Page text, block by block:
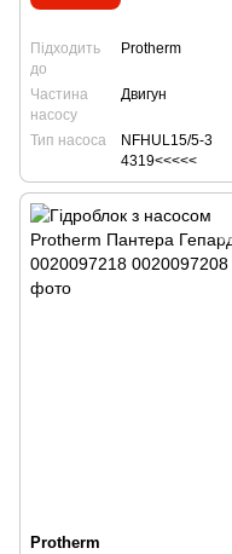
Підходить
до
Protherm
Частина
насосу
Двигун
Тип насоса
NFHUL15/5-3
4319<<<<<
Protherm